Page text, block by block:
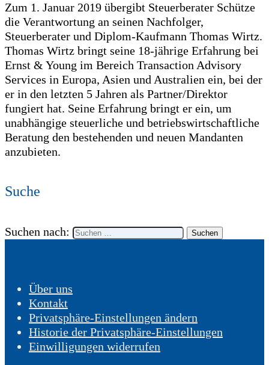
Zum 1. Januar 2019 übergibt Steuerberater Schütze
die Verantwortung an seinen Nachfolger,
Steuerberater und Diplom-Kaufmann Thomas Wirtz.
Thomas Wirtz bringt seine 18-jährige Erfahrung bei
Ernst & Young im Bereich Transaction Advisory
Services in Europa, Asien und Australien ein, bei der
er in den letzten 5 Jahren als Partner/Direktor
fungiert hat. Seine Erfahrung bringt er ein, um
unabhängige steuerliche und betriebswirtschaftliche
Beratung den bestehenden und neuen Mandanten
anzubieten.
Suche
Suchen nach:
Über uns
Kontakt
Privatsphäre-Einstellungen ändern
Historie der Privatsphäre-Einstellungen
Einwilligungen widerrufen